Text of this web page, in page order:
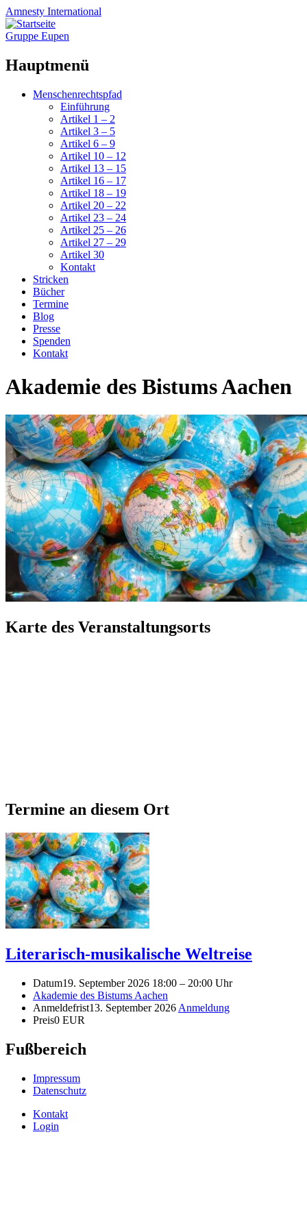
Amnesty International
Gruppe Eupen
Hauptmenü
Zum
Menschenrechtspfad
Einführung
Artikel 1 – 2
Artikel 3 – 5
Artikel 6 – 9
Artikel 10 – 12
Artikel 13 – 15
Artikel 16 – 17
Artikel 18 – 19
Artikel 20 – 22
Artikel 23 – 24
Artikel 25 – 26
Artikel 27 – 29
Artikel 30
Kontakt
Stricken
Bücher
Termine
Blog
Presse
Spenden
Kontakt
Akademie des Bistums Aachen
Karte des Veranstaltungsorts
Termine an diesem Ort
Literarisch-musikalische Weltreise
Datum19. September 2026 18:00 – 20:00 Uhr
Akademie des Bistums Aachen
Anmeldefrist13. September 2026 Anmeldung
Preis0 EUR
Fußbereich
Impressum
Datenschutz
Kontakt
Login